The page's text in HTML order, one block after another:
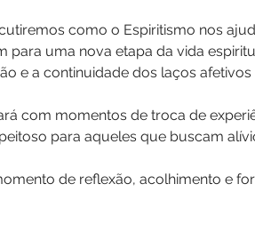
como o Espiritismo nos
para uma nova etapa da vida
e a continuidade dos laços
com momentos de troca de
para aqueles que buscam
de reflexão, acolhimento e